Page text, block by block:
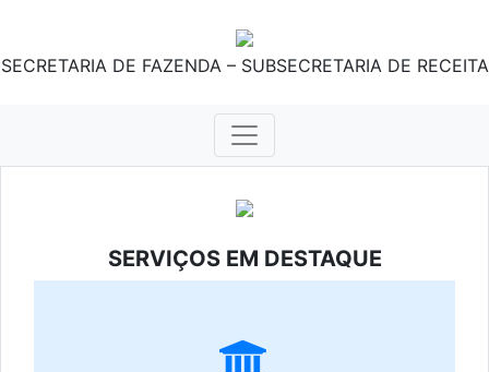
SECRETARIA DE FAZENDA – SUBSECRETARIA DE RECEITA
SERVIÇOS EM DESTAQUE